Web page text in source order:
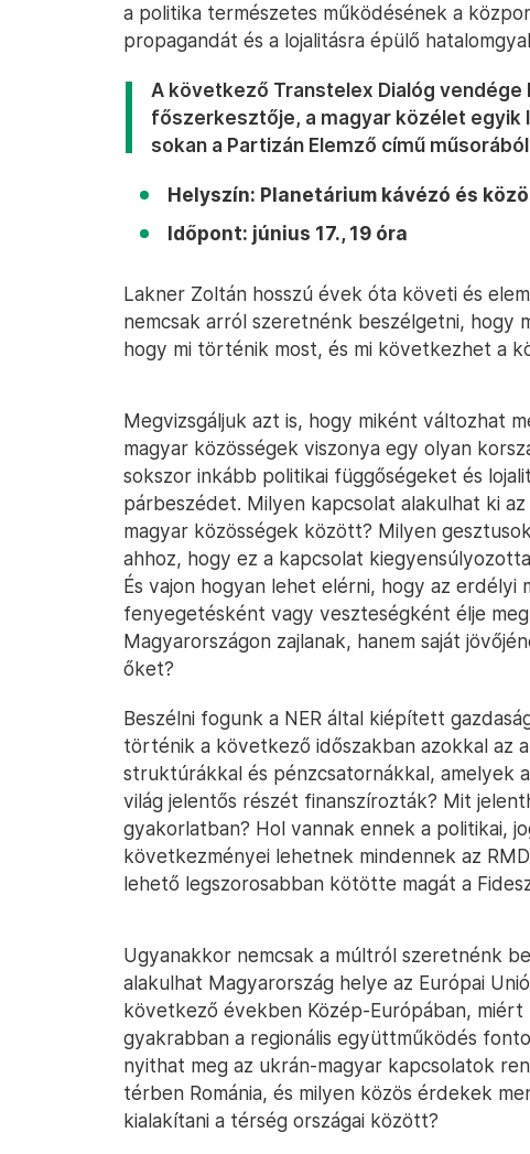
a politika természetes működésének a
propagandát és a lojalitásra épülő
A következő Transtelex Dialóg
főszerkesztője, a magyar közélet
sokan a Partizán Elemző című
Helyszín: Planetárium kávézó és
Időpont: június 17., 19 óra
Lakner Zoltán hosszú évek óta követi és
nemcsak arról szeretnénk beszélgetni, hogy
hogy mi történik most, és mi következhet a
Megvizsgáljuk azt is, hogy miként változhat
magyar közösségek viszonya egy olyan
sokszor inkább politikai függőségeket és
párbeszédet. Milyen kapcsolat alakulhat ki
magyar közösségek között? Milyen
ahhoz, hogy ez a kapcsolat
És vajon hogyan lehet elérni, hogy az erdélyi
fenyegetésként vagy veszteségként élje
Magyarországon zajlanak, hanem saját
őket?
Beszélni fogunk a NER által kiépített
történik a következő időszakban azokkal az
struktúrákkal és pénzcsatornákkal, amelyek
világ jelentős részét finanszírozták? Mit
gyakorlatban? Hol vannak ennek a politikai,
következményei lehetnek mindennek az
lehető legszorosabban kötötte magát a
Ugyanakkor nemcsak a múltról szeretnénk
alakulhat Magyarország helye az Európai
következő években Közép-Európában,
gyakrabban a regionális együttműködés
nyithat meg az ukrán-magyar kapcsolatok
térben Románia, és milyen közös érdekek
kialakítani a térség országai között?